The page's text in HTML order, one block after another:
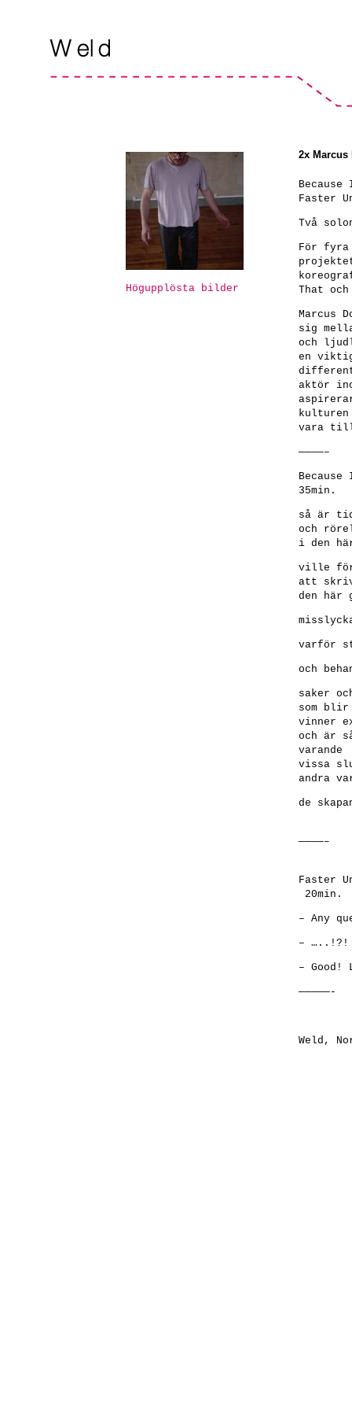
Högupplösta bilder
2x Marcus
Faster
Två
För fyra
That
Marcus
sig
och
en
aktör
vara
————–
35min.
så är
och
i den
ville
att
den här
varför
och
saker
som
vinner
och är
varande
vissa
andra
de
————–
Faster
20min.
– Any
– …..!?!
–
—————-
Weld,